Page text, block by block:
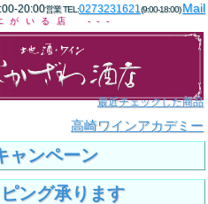
20:00営業 TEL:0273231621(9:00-18:00)Mail
がいる店 ---
最近チェックした商品
高崎ワインアカデミー
ャンペーン
ング承ります